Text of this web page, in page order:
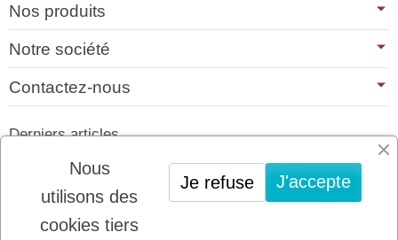
Nos produits
Notre société
Contactez-nous
Derniers articles
01/07/2026
PLATINUM : LE MEILLEUR DE LA
VIANDE POUR CHIENS ET CHATS
22/08/2025
Nous
utilisons des
cookies tiers
J'accepte
Je refuse